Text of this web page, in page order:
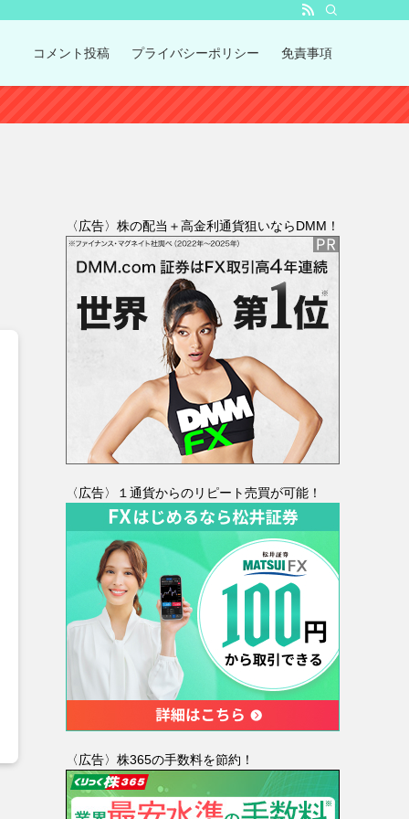
コメント投稿 プライバシーポリシー 免責事項
〈広告〉株の配当＋高金利通貨狙いならDMM！
〈広告〉１通貨からのリピート売買が可能！
〈広告〉株365の手数料を節約！